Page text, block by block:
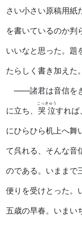
さい小さい原稿用紙
を書いているのか判
いいなと思った。題
たらしく書き加えた
――諸君は音信をき
に立ち、 哭泣
こっきゅう
すれば
にひらひら机上へ舞
て呉れる、そんな音
のである。いままで
便りを受けとった。
五歳の早春。いまい